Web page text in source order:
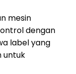
mesin
dengan
label yang
untuk